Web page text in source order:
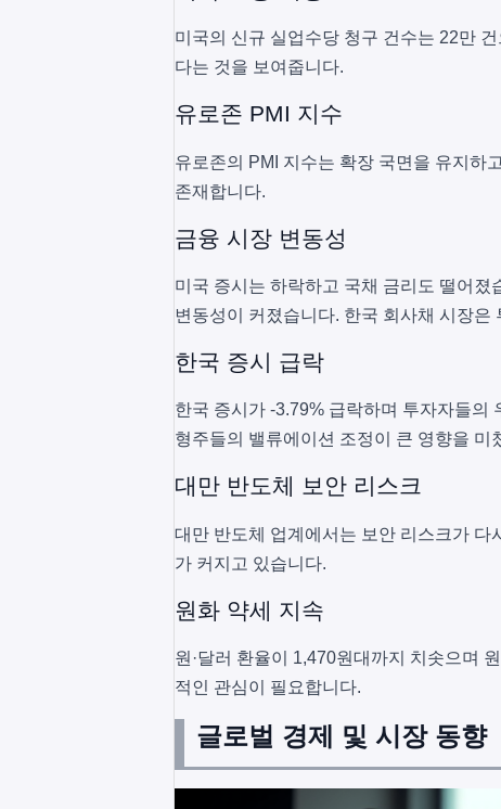
미국의 신규 실업수당 청구 건수는 22만
다는 것을 보여줍니다.
유로존 PMI 지수
유로존의 PMI 지수는 확장 국면을 유지하
존재합니다.
금융 시장 변동성
미국 증시는 하락하고 국채 금리도 떨어
변동성이 커졌습니다. 한국 회사채 시장
한국 증시 급락
한국 증시가 -3.79% 급락하며 투자자들의
형주들의 밸류에이션 조정이 큰 영향을 미
대만 반도체 보안 리스크
대만 반도체 업계에서는 보안 리스크가 다
가 커지고 있습니다.
원화 약세 지속
원·달러 환율이 1,470원대까지 치솟으며
적인 관심이 필요합니다.
글로벌 경제 및 시장 동향